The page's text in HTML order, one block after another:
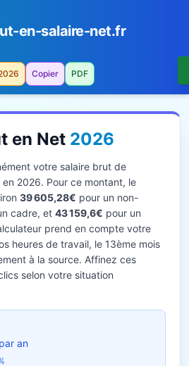
en-salaire-net.fr
Copier PDF
en Net 2026
votre salaire brut de
en 2026. Pour ce montant, le
39 605,28€ pour un non-
cadre, et 43 159,6€ pour un
prend en compte votre
heures de travail, le 13ème mois
à la source. Affinez ces
selon votre situation
an